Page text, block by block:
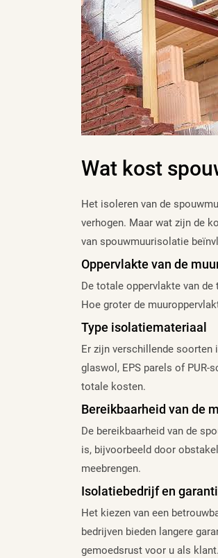
Wat kost
Het isoleren van de
verhogen. Maar wat zijn de
van spouwmuurisolatie
Oppervlakte van de
De totale oppervlakte van
Hoe groter de
Type isolatiemateriaal
Er zijn verschillende soorten
glaswol, EPS parels of
totale kosten.
Bereikbaarheid van de
De bereikbaarheid van de
is, bijvoorbeeld door
meebrengen.
Isolatiebedrijf en
Het kiezen van een
bedrijven bieden langere
gemoedsrust voor u als klant.